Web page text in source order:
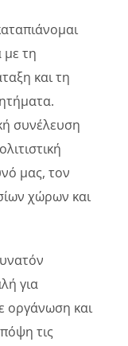
με τη
και τη
συνέλευση
μας, τον
χώρων και
για
οργάνωση και
τις